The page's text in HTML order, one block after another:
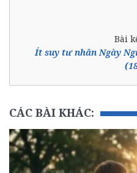
Bài
Ít suy tư nhân Ngày
CÁC BÀI KHÁC: